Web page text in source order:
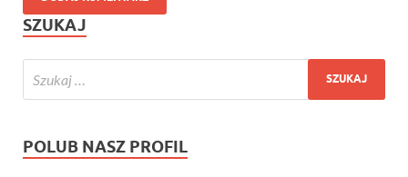
SZUKAJ
POLUB NASZ PROFIL